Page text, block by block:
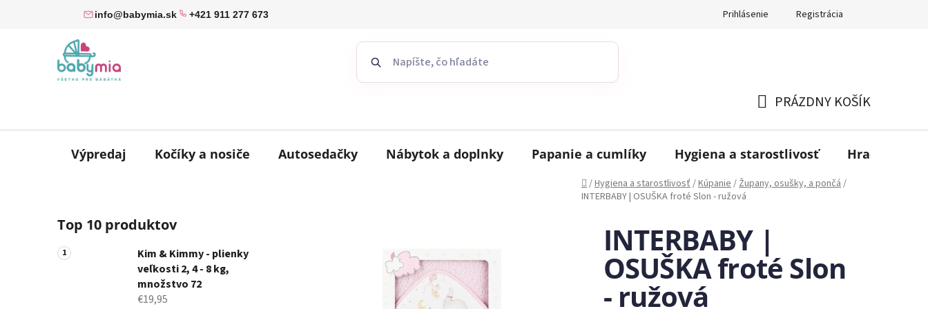
info@babymia.sk +421 911 277 673 Prihlásenie Registrácia
KOŠÍK
PRÁZDNY KOŠÍK
Výpredaj Kočíky a nosiče Autosedačky Nábytok a doplnky Papanie a cumlíky Hygiena a starostlivosť Hračky
Domov
/Hygiena a starostlivosť/Kúpanie/Župany, osušky, a pončá/
INTERBABY | OSUŠKA froté Slon - ružová
o
č
n
Top 10 produktov
Kim & Kimmy - plienky
veľkosti 2, 4 - 8 kg,
množstvo 72
€19,95
INTERBABY |
OSUŠKA froté Slon
- ružová